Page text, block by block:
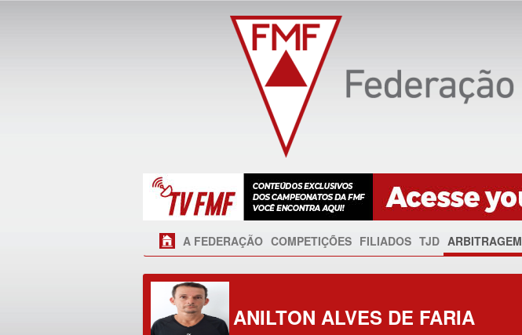
A FEDERAÇÃO COMPETIÇÕES FILIADOS TJD ARBITRAGEM
ANILTON ALVES DE FARIA